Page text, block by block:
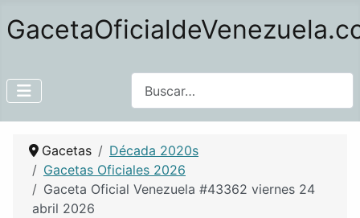
Gacetas
Década 2020s
Gacetas Oficiales 2026
Gaceta Oficial Venezuela #43362 viernes 24
abril 2026